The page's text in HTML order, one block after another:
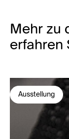
Mehr zu
erfahren
Ausstellung